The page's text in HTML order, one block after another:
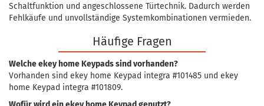
Schaltfunktion und angeschlossene Türtechnik. Dadurch werden
Fehlkäufe und unvollständige Systemkombinationen vermieden.
Häufige Fragen
Welche ekey home Keypads sind vorhanden?
Vorhanden sind ekey home Keypad integra #101485 und ekey
home Keypad integra #101809.